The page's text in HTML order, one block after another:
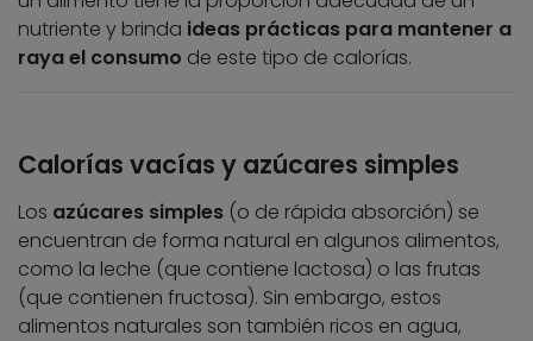
nutriente y brinda ideas prácticas para mantener a
raya el consumo de este tipo de calorías.
Calorías vacías y azúcares simples
Los azúcares simples (o de rápida absorción) se
encuentran de forma natural en algunos alimentos,
como la leche (que contiene lactosa) o las frutas
(que contienen fructosa). Sin embargo, estos
alimentos naturales son también ricos en agua,